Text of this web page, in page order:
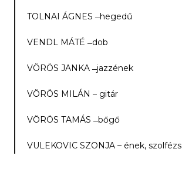
TOLNAI ÁGNES­­ ̶ hegedű
VENDL MÁTÉ­­ ̶ dob
VÖRÖS JANKA­­ ̶ jazzének
VÖRÖS MILÁN – gitár
VÖRÖS TAMÁS ­­ ̶ bőgő
VULEKOVIC SZONJA – ének, szolfézs